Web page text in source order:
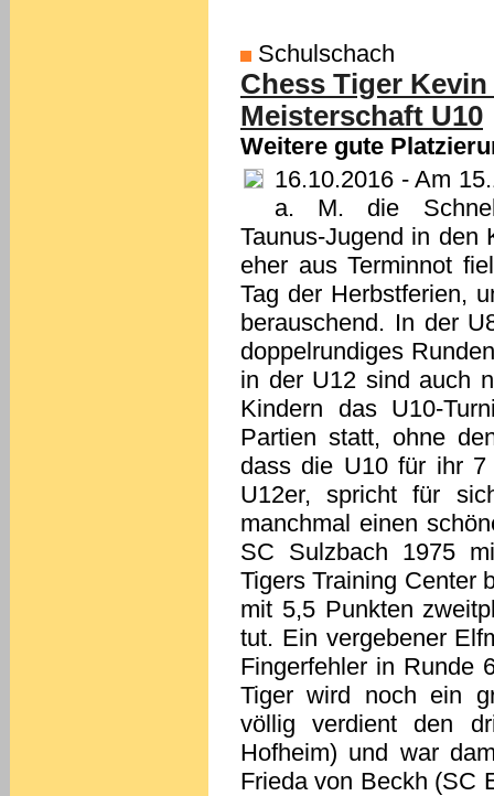
Schulschach
Chess Tiger
Meisterschaft U10
Weitere gute
16.10.2016 - Am
a. M. die
Taunus-Jugend in den
eher aus Terminnot
Tag der Herbstferien,
berauschend. In der
doppelrundiges
in der U12 sind auch
Kindern das U10-
Partien statt, ohne
dass die U10 für ihr 7
U12er, spricht für
manchmal einen
SC Sulzbach 1975
Tigers Training Center
mit 5,5 Punkten
tut. Ein vergebener
Fingerfehler in Runde
Tiger wird noch ein
völlig verdient den
Hofheim) und war
Frieda von Beckh (SC